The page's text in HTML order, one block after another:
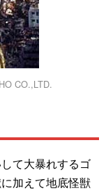
CO.,LTD.
て大暴れするゴ
加えて地底怪獣